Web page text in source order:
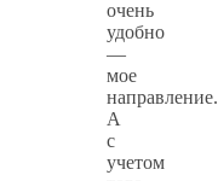
очень
удобно
—
мое
направление.
А
с
учетом